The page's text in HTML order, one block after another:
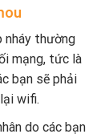
nháy thường
mạng, tức là
bạn sẽ phải
wifi.
do các bạn